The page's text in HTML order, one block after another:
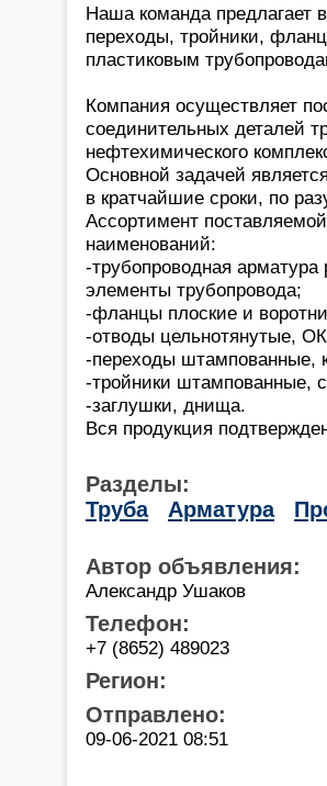
Наша команда предлагает
переходы, тройники,
пластиковым
Компания осуществляет
соединительных деталей
нефтехимического
Основной задачей
в кратчайшие сроки, по
Ассортимент
наименований:
-трубопроводная
элементы трубопровода;
-фланцы плоские и
-отводы цельнотянутые,
-переходы штампованные,
-тройники штампованные,
-заглушки, днища.
Вся продукция
Разделы:
Труба
Арматура
Автор объявления:
Александр Ушаков
Телефон:
+7 (8652) 489023
Регион:
Отправлено:
09-06-2021 08:51